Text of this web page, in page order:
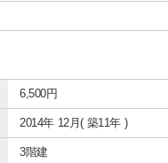
6,500円
2014年 12月( 築11年 )
3階建